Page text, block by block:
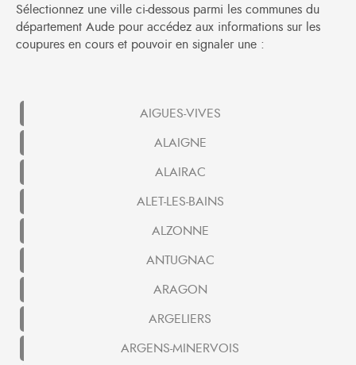
Sélectionnez une ville ci-dessous parmi les communes du
département Aude pour accédez aux informations sur les
coupures en cours et pouvoir en signaler une :
AIGUES-VIVES
ALAIGNE
ALAIRAC
ALET-LES-BAINS
ALZONNE
ANTUGNAC
ARAGON
ARGELIERS
ARGENS-MINERVOIS